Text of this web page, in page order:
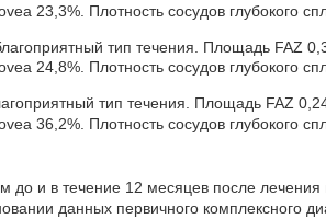
23,3%. Плотность сосудов глубокого
тип течения. Площадь FAZ
24,8%. Плотность сосудов глубокого
тип течения. Площадь FAZ
36,2%. Плотность сосудов глубокого
до и в течение 12 месяцев после лечения
данных первичного комплексного